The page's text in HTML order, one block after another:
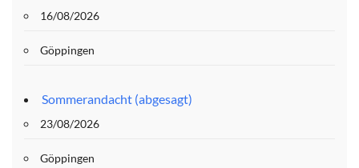
16/08/2026
Göppingen
Sommerandacht (abgesagt)
23/08/2026
Göppingen